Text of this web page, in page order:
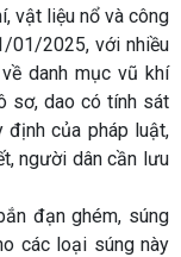
vật liệu nổ và công
01/2025, với nhiều
danh mục vũ khí
sơ, dao có tính sát
định của pháp luật,
người dân cần lưu
đạn ghém, súng
các loại súng này